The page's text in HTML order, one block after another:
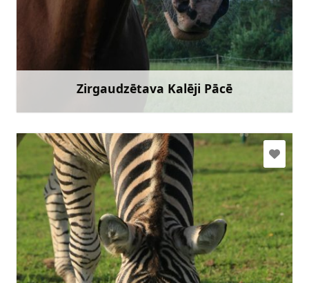
Zirgaudzētava Kalēji Pācē
maijadavidsone@gmail.com